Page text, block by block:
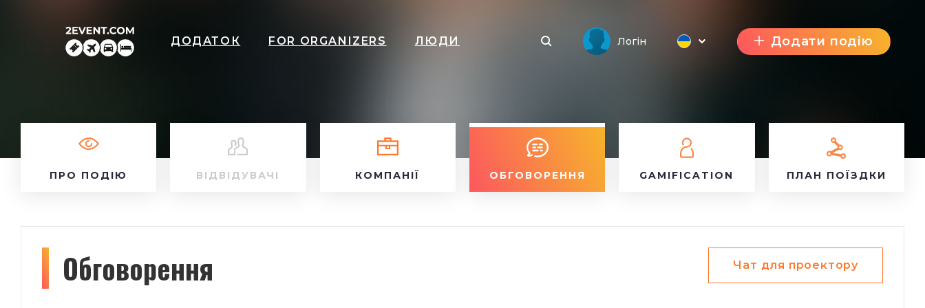
ДОДАТОК FOR ORGANIZERS ЛЮДИ Логін Додати подію
ПРО ПОДІЮ ВІДВІДУВАЧІ КОМПАНІЇ ОБГОВОРЕННЯ GAMIFICATION ПЛАН ПОЇЗДКИ
Обговорення Чат для проектору